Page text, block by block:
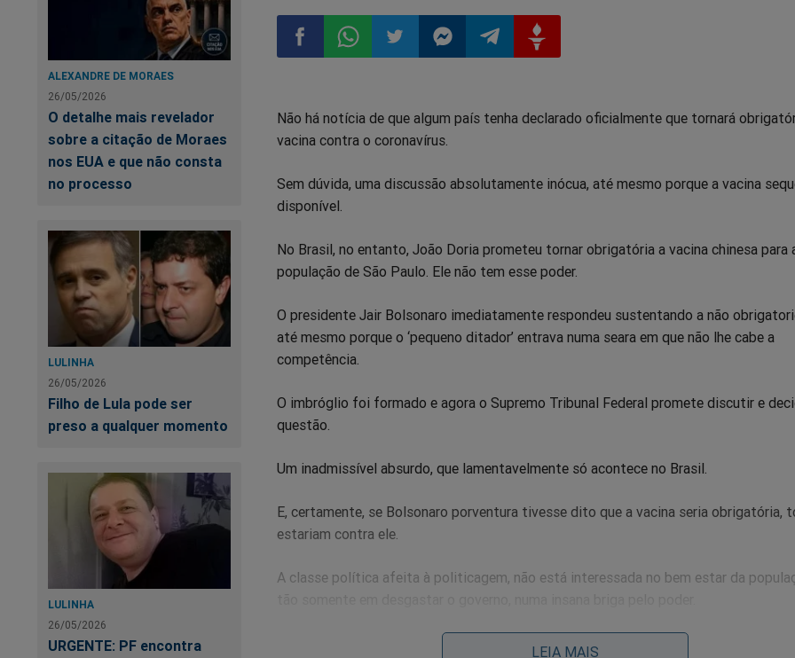
ALEXANDRE DE MORAES
26/05/2026
O detalhe mais revelador
sobre a citação de Moraes
nos EUA e que não consta
no processo
LULINHA
26/05/2026
Filho de Lula pode ser
preso a qualquer momento
LULINHA
26/05/2026
URGENTE: PF encontra
no
no
no
no
no
no
Não há notícia de que algum país tenha declarado oficialmente que tornará
vacina contra o coronavírus.
Sem dúvida, uma discussão absolutamente inócua, até mesmo porque a vacina
disponível.
No Brasil, no entanto, João Doria prometeu tornar obrigatória a vacina chinesa para
população de São Paulo. Ele não tem esse poder.
O presidente Jair Bolsonaro imediatamente respondeu sustentando a não
até mesmo porque o ‘pequeno ditador’ entrava numa seara em que não lhe cabe a
competência.
O imbróglio foi formado e agora o Supremo Tribunal Federal promete discutir e
questão.
Um inadmissível absurdo, que lamentavelmente só acontece no Brasil.
E, certamente, se Bolsonaro porventura tivesse dito que a vacina seria obrigatória,
estariam contra ele.
A classe política afeita à politicagem, não está interessada no bem estar da
LEIA MAIS